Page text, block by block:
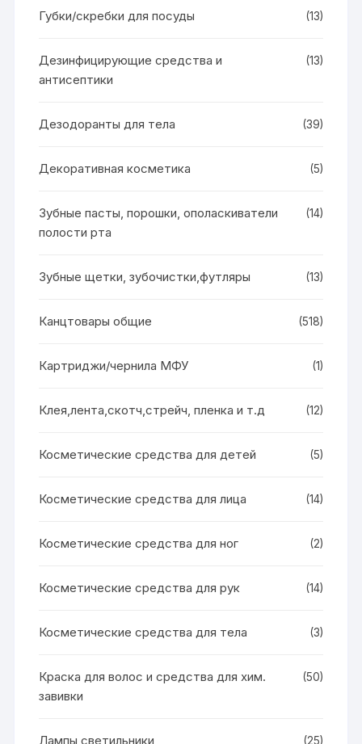
Губки/скребки для посуды (13)
Дезинфицирующие средства и
антисептики
(13)
Дезодоранты для тела (39)
Декоративная косметика (5)
Зубные пасты, порошки, ополаскиватели
полости рта
(14)
Зубные щетки, зубочистки,футляры (13)
Канцтовары общие (518)
Картриджи/чернила МФУ (1)
Клея,лента,скотч,стрейч, пленка и т.д (12)
Косметические средства для детей (5)
Косметические средства для лица (14)
Косметические средства для ног (2)
Косметические средства для рук (14)
Косметические средства для тела (3)
Краска для волос и средства для хим.
завивки
(50)
Лампы светильники (25)